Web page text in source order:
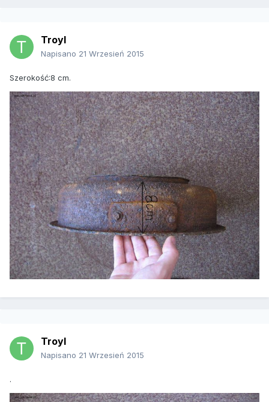
Troyl
Napisano 21 Wrzesień 2015
Szerokość:8 cm.
Troyl
Napisano 21 Wrzesień 2015
.